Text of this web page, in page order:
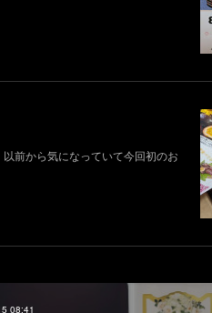
前から気になっていて今回初のお
08:41